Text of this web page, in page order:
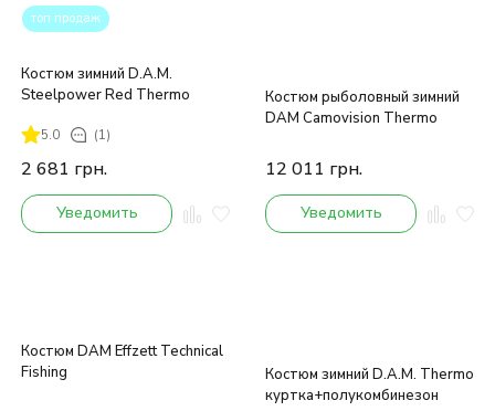
топ продаж
Костюм зимний D.A.M.
Steelpower Red Thermo
5.0 (1)
2 681 грн.
Уведомить
Костюм рыболовный зимний
DAM Camovision Thermo
12 011 грн.
Уведомить
Костюм DAM Effzett Technical
Fishing
Костюм зимний D.A.M. Thermo
куртка+полукомбинезон